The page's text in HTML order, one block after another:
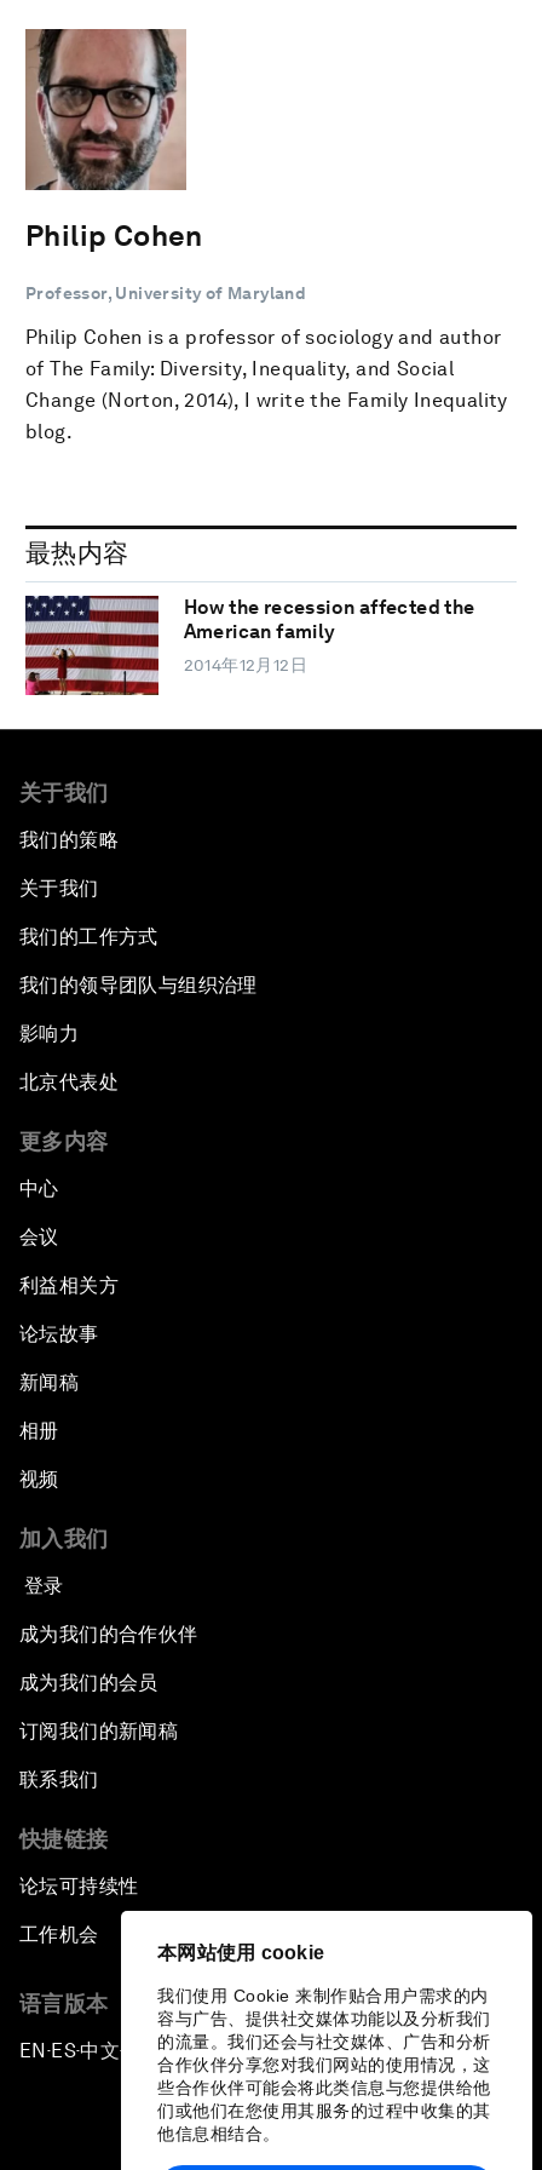
本网站使用 cookie
我们使用 Cookie 来制作贴合用户需求的内
容与广告、提供社交媒体功能以及分析我们
的流量。我们还会与社交媒体、广告和分析
合作伙伴分享您对我们网站的使用情况，这
些合作伙伴可能会将此类信息与您提供给他
们或他们在您使用其服务的过程中收集的其
他信息相结合。
Philip Cohen
Professor, University of Maryland
Philip Cohen is a professor of sociology and author
of The Family: Diversity, Inequality, and Social
Change (Norton, 2014), I write the Family Inequality
blog.
最热内容
How the recession affected the
American family
2014年12月12日
关于我们
我们的策略
关于我们
我们的工作方式
我们的领导团队与组织治理
影响力
北京代表处
更多内容
中心
会议
利益相关方
论坛故事
新闻稿
相册
视频
加入我们
登录
成为我们的合作伙伴
成为我们的会员
订阅我们的新闻稿
联系我们
快捷链接
论坛可持续性
工作机会
语言版本
EN ▪ES▪中文▪ 日本語